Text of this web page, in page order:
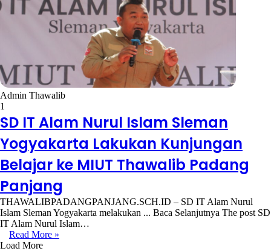
Admin Thawalib
1
SD IT Alam Nurul Islam Sleman
Yogyakarta Lakukan Kunjungan
Belajar ke MIUT Thawalib Padang
Panjang
THAWALIBPADANGPANJANG.SCH.ID – SD IT Alam Nurul
Islam Sleman Yogyakarta melakukan ... Baca Selanjutnya The post SD
IT Alam Nurul Islam…
Read More »
Load More